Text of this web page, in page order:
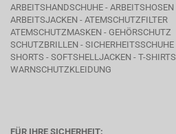
ARBEITSHANDSCHUHE - ARBEITSHOSEN
ARBEITSJACKEN - ATEMSCHUTZFILTER
ATEMSCHUTZMASKEN - GEHÖRSCHUTZ
SCHUTZBRILLEN - SICHERHEITSSCHUHE
SHORTS - SOFTSHELLJACKEN - T-SHIRTS
WARNSCHUTZKLEIDUNG
FÜR IHRE SICHERHEIT: